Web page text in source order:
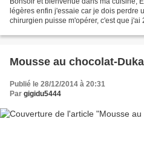
légères enfin j'essaie car je dois perdre
chirurgien puisse m'opérer, c'est que
Mousse au chocolat-
Publié le 28/12/2014 à 20:31
Par gigidu5444